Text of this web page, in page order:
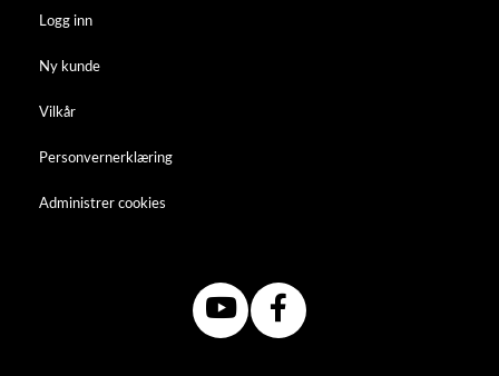
Logg inn
Ny kunde
Vilkår
Personvernerklæring
Administrer cookies